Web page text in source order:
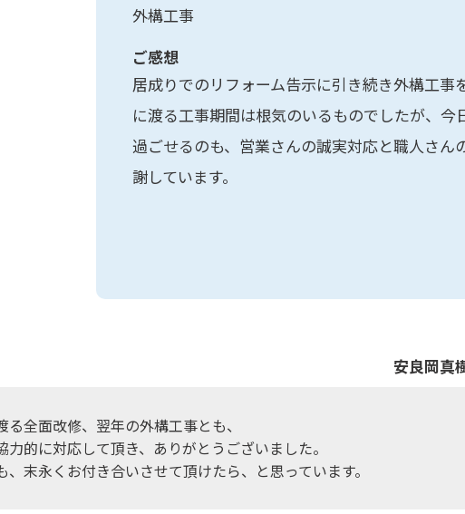
外構工事
ご感想
居成りでのリフォーム告示に引き続き外構工事
に渡る工事期間は根気のいるものでしたが、今
過ごせるのも、営業さんの誠実対応と職人さん
謝しています。
安良岡真
る全面改修、翌年の外構工事とも、
力的に対応して頂き、ありがとうございました。
、末永くお付き合いさせて頂けたら、と思っています。